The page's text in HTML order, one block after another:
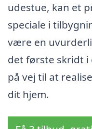
udestue, kan et
speciale i
være en
det første skridt
på vej til at
dit hjem.